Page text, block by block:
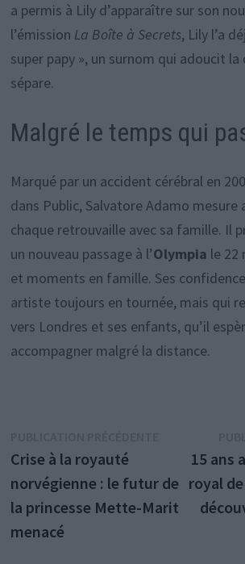
a permis à Lily d’apparaître sur son
l’émission La Boîte à Secrets, Lily l’a
super papy », un surnom qui adoucit
sépare.
Malgré le temps qui
Marqué par un accident cérébral en
dans Public, Salvatore Adamo mesure
chaque retrouvaille avec sa famille. Il
un nouveau passage à l’Olympia le 22
et moments en famille. Ses
artiste toujours en tournée, mais qui
vers Londres et ses enfants, qu’il
accompagner malgré la distance.
de
l’article
précédente :
Crise à la royauté
norvégienne : le futur de
la princesse Mette-Marit
menacé
15 ans
royal